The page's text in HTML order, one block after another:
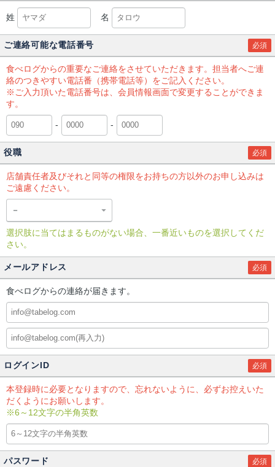
姓 名
ご連絡可能な電話番号 必須
食べログからの重要なご連絡をさせていただきます。担当者へご連
絡のつきやすい電話番（携帯電話等）をご記入ください。
※ご入力頂いた電話番号は、会員情報画面で変更することができま
す。
- -
役職 必須
店舗責任者及びそれと同等の権限をお持ちの方以外のお申し込みは
ご遠慮ください。
選択肢に当てはまるものがない場合、一番近いものを選択してくだ
さい。
メールアドレス 必須
食べログからの連絡が届きます。
ログインID 必須
本登録時に必要となりますので、忘れないように、必ずお控えいた
だくようにお願いします。
※6～12文字の半角英数
パスワード 必須